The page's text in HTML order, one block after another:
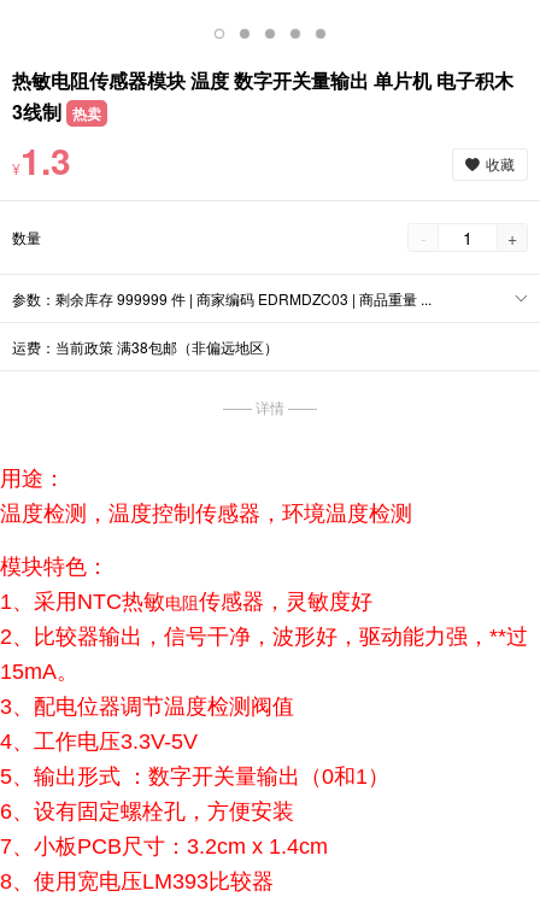
热敏电阻传感器模块 温度 数字开关量输出 单片机 电子积木
3线制 热卖
¥1.3 收藏
数量 - +
参数：剩余库存 999999 件 | 商家编码 EDRMDZC03 | 商品重量 ...
运费：当前政策 满38包邮（非偏远地区）
—— 详情 ——
用途：
温度检测，温度控制传感器，环境温度检测
模块特色：
1、采用NTC热敏电阻传感器，灵敏度好
2、比较器输出，信号干净，波形好，驱动能力强，**过
15mA。
3、配电位器调节温度检测阀值
4、工作电压3.3V-5V
5、输出形式 ：数字开关量输出（0和1）
6、设有固定螺栓孔，方便安装
7、小板PCB尺寸：3.2cm x 1.4cm
8、使用宽电压LM393比较器